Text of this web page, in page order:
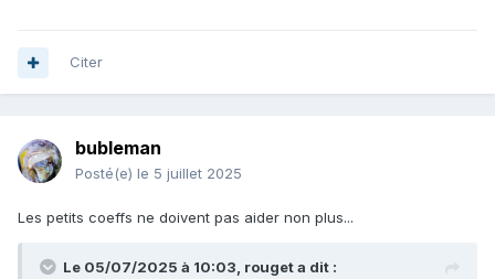
Citer
bubleman
Posté(e) le 5 juillet 2025
Les petits coeffs ne doivent pas aider non plus...
Le 05/07/2025 à 10:03, rougeta dit :